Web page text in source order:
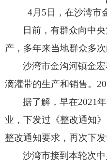
4月5日，在沙湾市
日前，有群众向中
产，多年来当地群众多
沙湾市金沟河镇金
滴灌带的生产和销售。
据了解，早在2021
业，下发过《整改通知
整改通知要求，再次下
沙湾市接到本轮次